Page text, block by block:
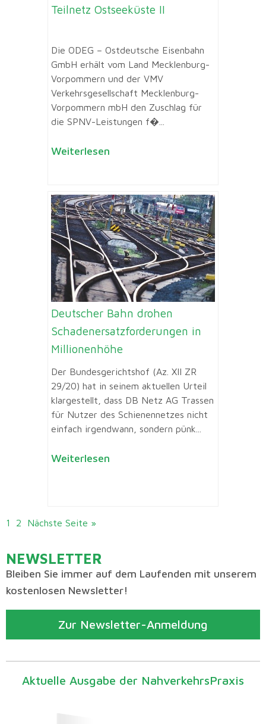
Teilnetz Ostseeküste II
Die ODEG – Ostdeutsche Eisenbahn
GmbH erhält vom Land Mecklenburg-
Vorpommern und der VMV
Verkehrsgesellschaft Mecklenburg-
Vorpommern mbH den Zuschlag für
die SPNV-Leistungen f�...
Weiterlesen
Deutscher Bahn drohen
Schadenersatzforderungen in
Millionenhöhe
Der Bundesgerichtshof (Az. XII ZR
29/20) hat in seinem aktuellen Urteil
klargestellt, dass DB Netz AG Trassen
für Nutzer des Schienennetzes nicht
einfach irgendwann, sondern pünk...
Weiterlesen
1 2 Nächste Seite »
NEWSLETTER
Bleiben Sie immer auf dem Laufenden mit unserem
kostenlosen Newsletter!
Zur Newsletter-Anmeldung
Aktuelle Ausgabe der NahverkehrsPraxis